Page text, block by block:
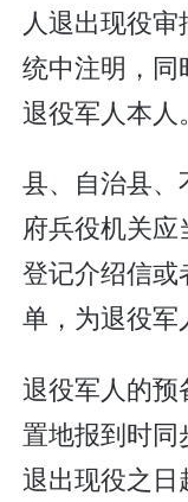
人退出现役
统中注明，
退役军人本人。
县、自治县
府兵役机关
登记介绍信或
单，为退役军
退役军人的
置地报到时同
退出现役之